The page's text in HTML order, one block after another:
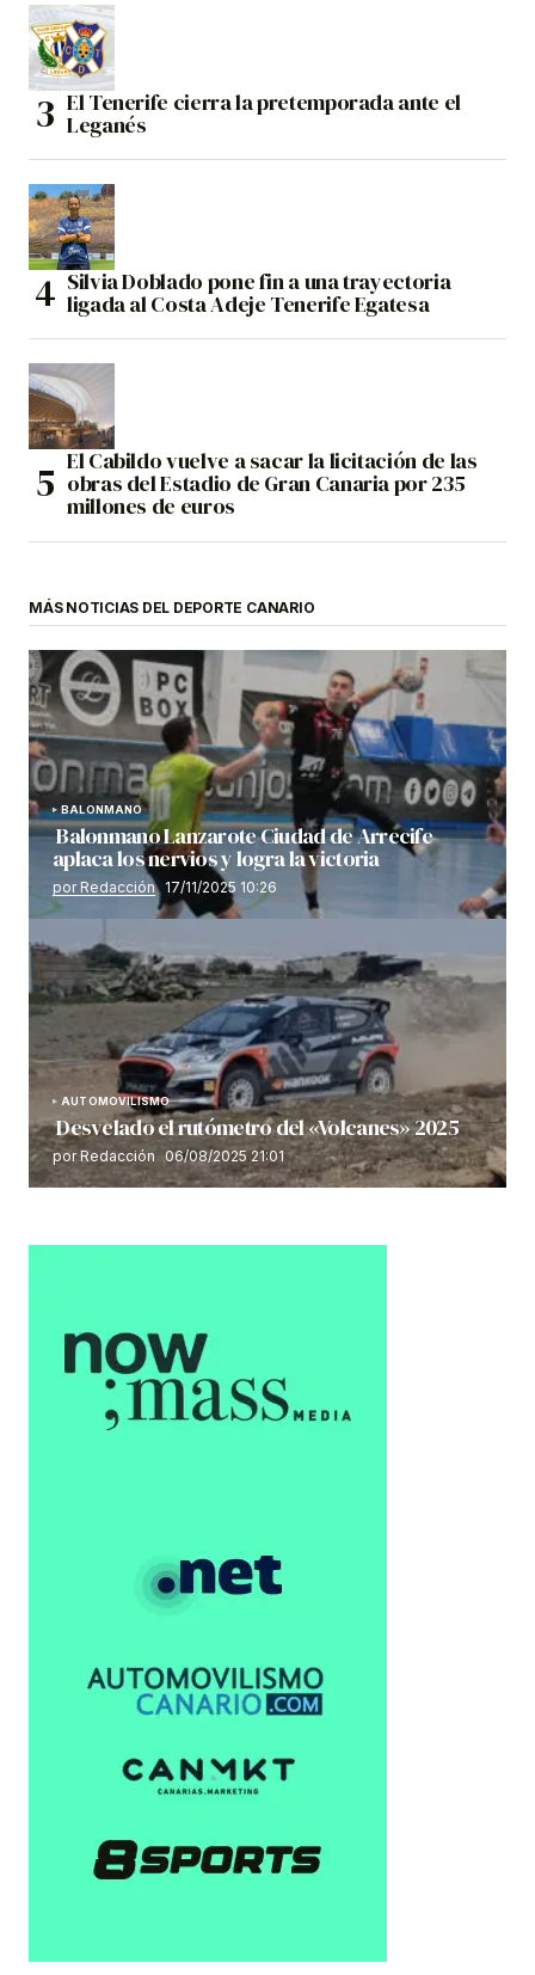
El Tenerife cierra la pretemporada ante el
Leganés
Silvia Doblado pone fin a una trayectoria
ligada al Costa Adeje Tenerife Egatesa
El Cabildo vuelve a sacar la licitación de las
obras del Estadio de Gran Canaria por 235
millones de euros
MÁS NOTICIAS DEL DEPORTE CANARIO
BALONMANO
Balonmano Lanzarote Ciudad de Arrecife
aplaca los nervios y logra la victoria
por Redacción 17/11/2025 10:26
AUTOMOVILISMO
Desvelado el rutómetro del «Volcanes» 2025
por Redacción 06/08/2025 21:01